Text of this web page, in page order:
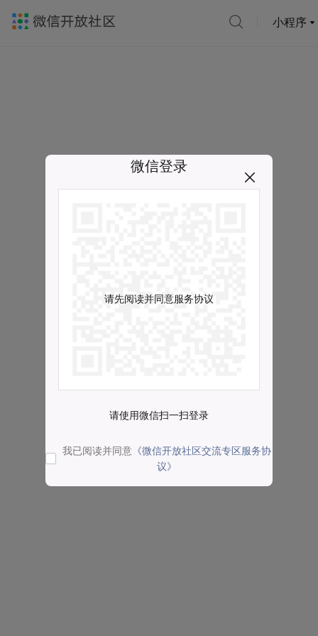
小程序
微信登录
请先阅读并同意服务协议
请使用微信扫一扫登录
我已阅读并同意 《微信开放社区交流专区服务协
议》